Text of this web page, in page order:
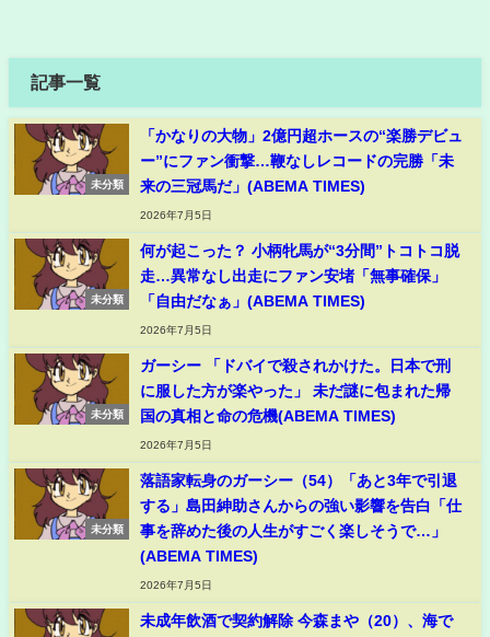
記事一覧
未分類
「かなりの大物」2億円超ホースの“楽勝デビュ
ー”にファン衝撃…鞭なしレコードの完勝「未
来の三冠馬だ」(ABEMA TIMES)
2026年7月5日
未分類
何が起こった？ 小柄牝馬が“3分間”トコトコ脱
走…異常なし出走にファン安堵「無事確保」
「自由だなぁ」(ABEMA TIMES)
2026年7月5日
未分類
ガーシー 「ドバイで殺されかけた。日本で刑
に服した方が楽やった」 未だ謎に包まれた帰
国の真相と命の危機(ABEMA TIMES)
2026年7月5日
未分類
落語家転身のガーシー（54）「あと3年で引退
する」島田紳助さんからの強い影響を告白「仕
事を辞めた後の人生がすごく楽しそうで…」
(ABEMA TIMES)
2026年7月5日
未成年飲酒で契約解除 今森まや（20）、海で